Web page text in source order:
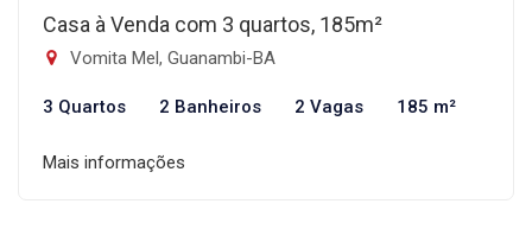
Casa à Venda com 3 quartos, 185m²
Vomita Mel, Guanambi-BA
3 Quartos 2 Banheiros 2 Vagas 185 m²
Mais informações